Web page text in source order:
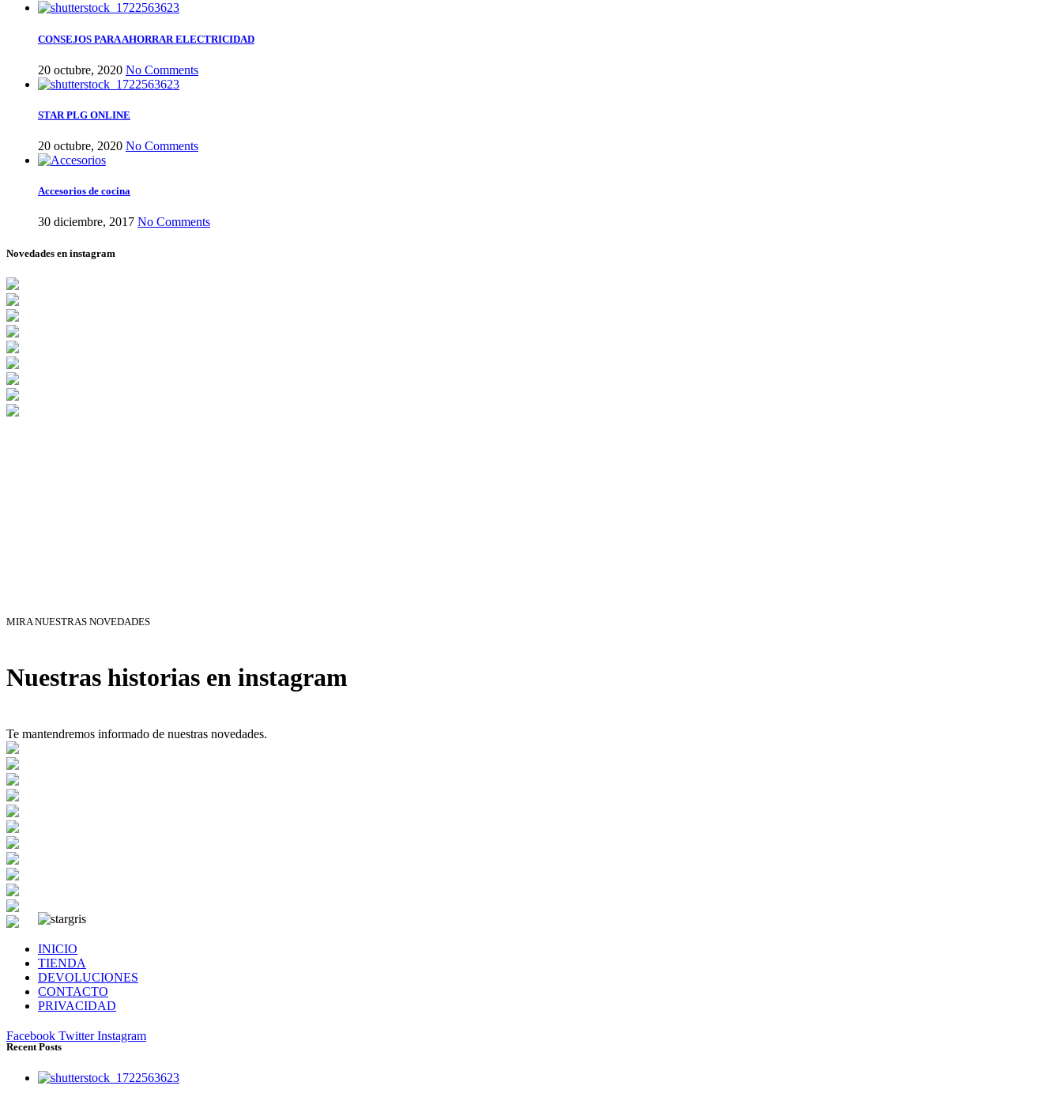
CONSEJOS PARA AHORRAR ELECTRICIDAD
20 octubre, 2020 No Comments
STAR PLG ONLINE
20 octubre, 2020 No Comments
Accesorios de cocina
30 diciembre, 2017 No Comments
Novedades en instagram
MIRA NUESTRAS NOVEDADES
Nuestras historias en instagram
Te mantendremos informado de nuestras novedades.
INICIO
TIENDA
DEVOLUCIONES
CONTACTO
PRIVACIDAD
Facebook Twitter Instagram
Recent Posts